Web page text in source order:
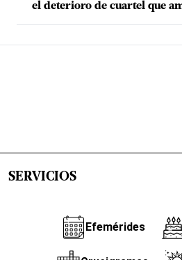
el deterioro de cuartel que
SERVICIOS
Efemérides